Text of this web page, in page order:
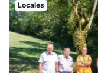
Locales